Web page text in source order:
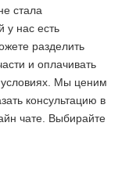
стала
у нас есть
разделить
и оплачивать
Мы ценим
консультацию в
чате. Выбирайте